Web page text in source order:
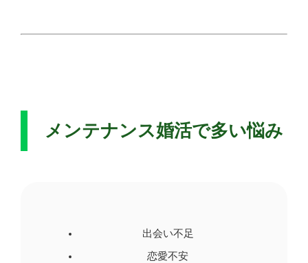
メンテナンス婚活で多い悩み
出会い不足
恋愛不安